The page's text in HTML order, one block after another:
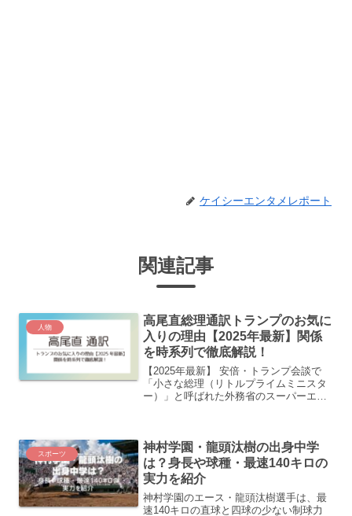
ケイシーエンタメレポート
関連記事
人物
高尾直総理通訳トランプのお気に
入りの理由【2025年最新】関係
を時系列で徹底解説！
【2025年最新】 安倍・トランプ会談で
「小さな総理（リトルプライムミニスタ
ー）」と呼ばれた外務省のスーパーエリ
で、彼はなぜトランプ...
スポーツ
神村学園・龍頭汰樹の出身中学
は？身長や球種・最速140キロの
実力を紹介
神村学園のエース・龍頭汰樹選手は、最
速140キロの直球と四球の少ない制球力